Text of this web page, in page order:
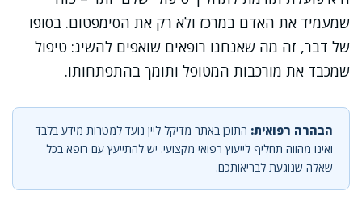
שמעמיד את האדם במרכז ולא רק את הסימפטום. בסופו
של דבר, זה מה שאנחנו רופאים שואפים להשיג: טיפול
שמכבד את מורכבות המטופל ותומך בהתפתחותו.
הבהרה רפואית: התוכן באתר מדיקל ליין נועד למטרות מידע בלבד
ואינו מהווה תחליף לייעוץ רפואי מקצועי. יש להתייעץ עם רופא בכל
שאלה שנוגעת לבריאותכם.